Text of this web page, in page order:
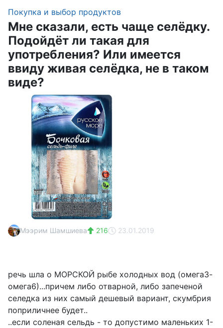
Покупка и выбор продуктов
Мне сказали, есть чаще селёдку.
Подойдёт ли такая для
употребления? Или имеется
ввиду живая селёдка, не в таком
виде?
Мээрим Шамшиева 216 23.01.2019
речь шла о МОРСКОЙ рыбе холодных вод (омега3-
омега6)...причем либо отварной, либо запеченой
селедка из них самый дешевый вариант, скумбрия
поприличнее будет..
..если соленая сельдь - то допустимо маленьких 1-